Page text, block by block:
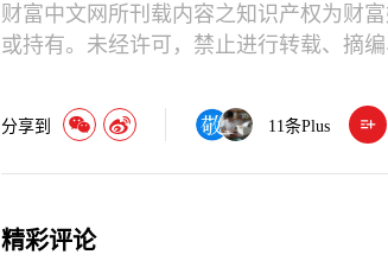
财富中文网所刊载内容之知识产权为财
或持有。未经许可，禁止进行转载、摘
分享到 11 条Plus
精彩评论